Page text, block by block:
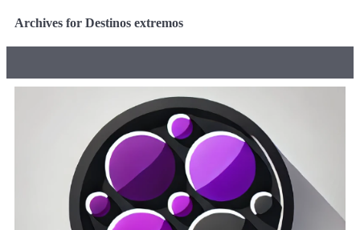
Archives for Destinos extremos